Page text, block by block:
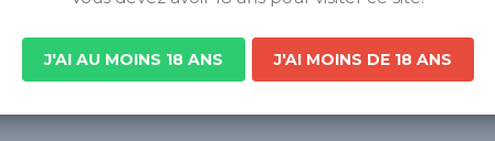
nous proposons deux gammes aux univers
Notre atelier de création offre également aux
d’une bière sur-mesure à leur nom.
J'AI AU MOINS 18 ANS J'AI MOINS DE 18 ANS